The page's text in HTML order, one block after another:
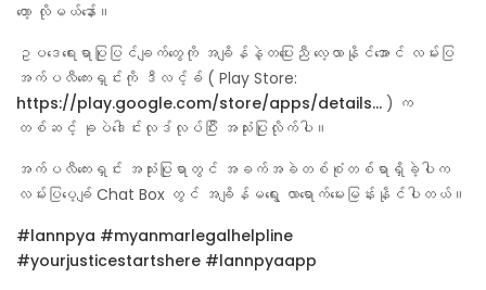
တော့ လိုမယ်နော်။
ဥပဒေရေးရာပြုပြင်ချက်တွေကို အချိန်နဲ့တပြေးညီ လေ့လာနိုင်အောင် လမ်းပြ
အက်ပလီကေးရှင်းကို ဒီလင့်ခ် ( Play Store:
https://play.google.com/store/apps/details… ) က
တစ်ဆင့် ခုပဲဒေါင်းလုဒ်လုပ်ပြီး အသုံးပြုလိုက်ပါ။
အက်ပလီကေးရှင်း အသုံးပြုရာတွင် အခက်အခဲတစ်စုံတစ်ရာရှိခဲ့ပါက
လမ်းပြပေ့ချ် Chat Box တွင် အချိန်မရွေး လာရောက်မေးမြန်းနိုင်ပါတယ်။
#lannpya #myanmarlegalhelpline
#yourjusticestartshere #lannpyaapp